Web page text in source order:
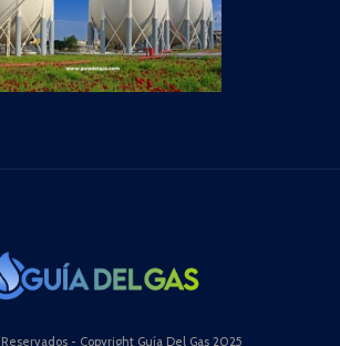
- Copyright Guía Del Gas 2025